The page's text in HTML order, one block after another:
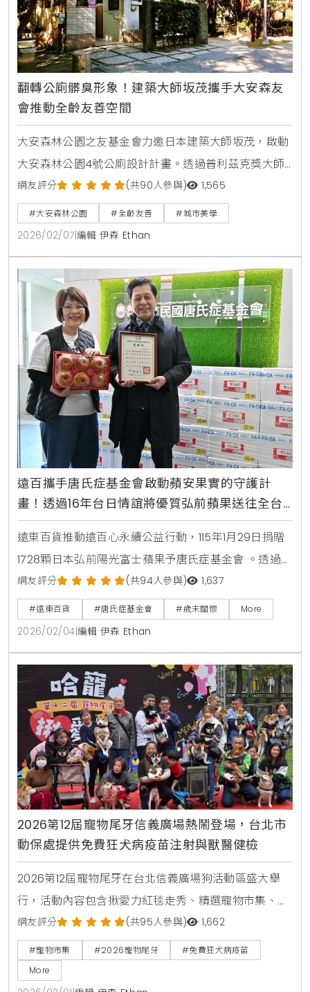
翻轉公廁髒臭形象！建築大師坂茂攜手大安森友
會推動全齡友善空間
大安森林公園之友基金會力邀日本建築大師坂茂，啟動
大安森林公園4號公廁設計計畫。透過普利茲克獎大師
的永續建築經驗與人道設計理念，翻轉傳統公廁負面形
象，打造全齡友善的城市空間。本報導詳述林敏雄、蔣
萬安與坂茂如何攜手合作，提升台北市公共設計美學與
如廁文化。
網友評分 (共90人參與) 1,565
#大安森林公園 #全齡友善 #城市美學
2026/02/07 編輯 伊森 Ethan
遠百攜手唐氏症基金會啟動蘋安果實的守護計
畫！透過16年台日情誼將優質弘前蘋果送往全台
據點，落實弱勢關懷與社會永續推動正向良善能
量
遠東百貨推動遠百心永續公益行動，115年1月29日捐贈
1728顆日本弘前陽光富士蘋果予唐氏症基金會 。透過蘋
安果實的守護計畫，將台日友好16年的甜蜜情誼轉化為
實質關懷，農曆年前送達全台及離島服務據點，為身障
對象與弱勢家庭傳遞平安祝福 。
網友評分 (共94人參與) 1,637
#遠東百貨 #唐氏症基金會 #歲末關懷 More
2026/02/04 編輯 伊森 Ethan
2026第12屆寵物尾牙信義廣場熱鬧登場，台北市
動保處提供免費狂犬病疫苗注射與獸醫健檢
2026第12屆寵物尾牙在台北信義廣場狗活動區盛大舉
行，活動內容包含揪愛力紅毯走秀、精選寵物市集、免
費狂犬病疫苗注射與寵物健檢服務。台北市動保處透過
活動推廣認養不棄養，並展示多處狗狗專屬空間，為飼
主打造友善的寵物生活圈。
網友評分 (共95人參與) 1,662
#寵物市集 #2026寵物尾牙
#免費狂犬病疫苗
More